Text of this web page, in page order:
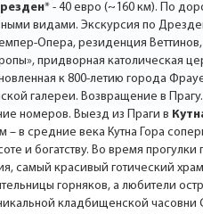
* - 40 евро (~160 км). По
видами. Экскурсия по
Опера, резиденция
придворная католическая
к 800-летию города
галереи. Возвращение в
номеров. Выезд из Праги в
– в средние века Кутна Гора
и богатству. Во время прогулки
самый красивый готический
горняков, а любители
кладбищенской часовни